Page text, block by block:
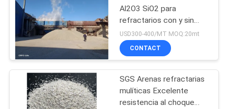
CONTACTO
CON
NOTICIAS
CASOS
alumina blanca
tabular
15
Al2O3 SiO2 para
refractarios con y sin
forma
USD300-400/MT MOQ:20mt
CONTACT
SGS Arenas refractarias
mulíticas Excelente
resistencia al choque